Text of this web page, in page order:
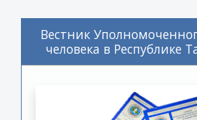
Вестник
человека в Республике